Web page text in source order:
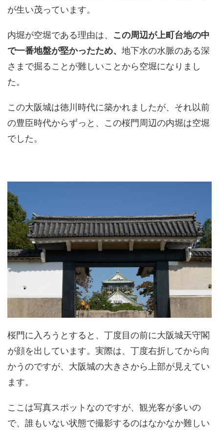
が生い茂っています。
内堀が空堀である理由は、 この周辺が上町台地の中
で一番地盤が堅かったため、 地下水の水脈のある深
さまで掘ることが難しいことから空堀になりまし
た。
この大阪城は徳川時代に築かれましたが、それ以前
の豊臣時代からずっと、この桜門周辺の内堀は空堀
でした。
桜門に入ろうとすると、丁度目の前に大阪城天守閣
が顔を出しています。実際は、丁度右折してから向
かうのですが、大阪城の大きさから上部が見えてい
ます。
ここは写真スポットなのですが、観光客が多いの
で、誰もいない状態で撮影するのはなかなか難しい